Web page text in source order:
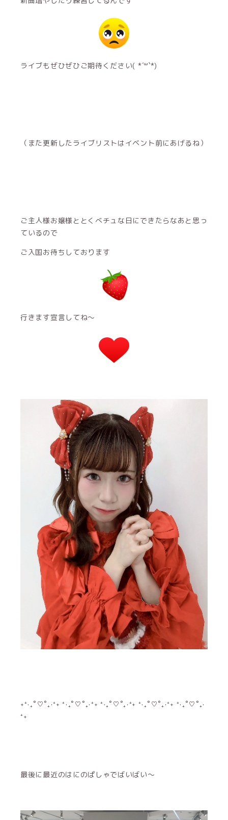
ライブもぜひぜひご期待ください( *´꒳`*)
（また更新したライブリストはイベント前にあげるね）
ご主人様お嬢様ととくべチュな日にできたらなあと思っ
ているので
ご入国お待ちしております
行きます宣言してね〜
˖⁺‧₊˚♡˚₊‧⁺˖ ⁺‧₊˚♡˚₊‧⁺˖ ⁺‧₊˚♡˚₊‧⁺˖ ⁺‧₊˚♡˚₊‧⁺˖ ⁺‧₊˚♡˚₊‧
⁺˖
最後に最近のはにのぱしゃでばいばい〜